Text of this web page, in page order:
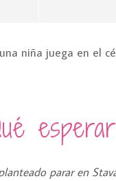
parar en